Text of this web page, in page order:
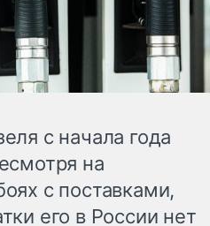
с начала года
на
с поставками,
его в России нет